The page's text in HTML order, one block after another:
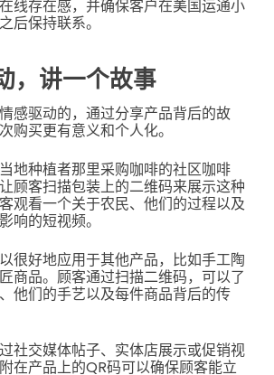
线存在感，并确保客户在美国运通小
后保持联系。
，讲一个故事
感驱动的，通过分享产品背后的故
购买更有意义和个人化。
地种植者那里采购咖啡的社区咖啡
顾客扫描包装上的二维码来展示这种
观看一个关于农民、他们的过程以及
响的短视频。
很好地应用于其他产品，比如手工陶
商品。顾客通过扫描二维码，可以了
他们的手艺以及每件商品背后的传
社交媒体帖子、实体店展示或促销视
在产品上的QR码可以确保顾客能立